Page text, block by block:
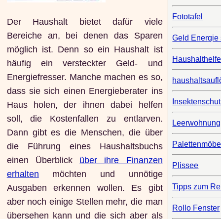
Der Haushalt bietet dafür viele
Bereiche an, bei denen das Sparen
möglich ist. Denn so ein Haushalt ist
häufig ein versteckter Geld- und
Energiefresser. Manche machen es so,
dass sie sich einen Energieberater ins
Haus holen, der ihnen dabei helfen
soll, die Kostenfallen zu entlarven.
Dann gibt es die Menschen, die über
die Führung eines Haushaltsbuchs
einen Überblick über ihre Finanzen
erhalten möchten und unnötige
Ausgaben erkennen wollen. Es gibt
aber noch einige Stellen mehr, die man
übersehen kann und die sich aber als
Fototafel
Geld Energie
Leerwohnung
Plissee
Tipps zum
Rollo Fenster